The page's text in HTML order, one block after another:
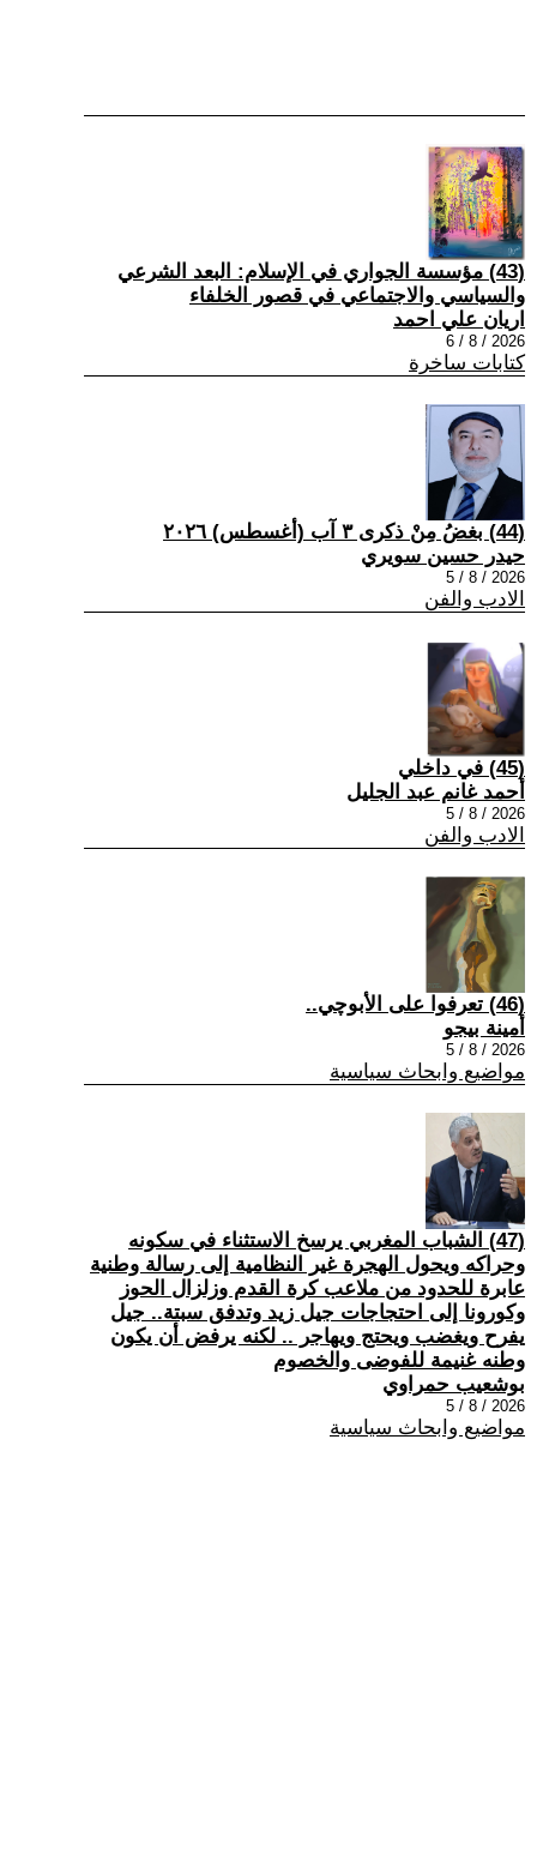
(43) مؤسسة الجواري في الإسلام: البعد الشرعي
والسياسي والاجتماعي في قصور الخلفاء
اريان علي احمد
2026 / 8 / 6
كتابات ساخرة
(44) بغضُ مِنْ ذكرى ٣ آب (أغسطس) ٢٠٢٦
حيدر حسين سويري
2026 / 8 / 5
الادب والفن
(45) في داخلي
أحمد غانم عبد الجليل
2026 / 8 / 5
الادب والفن
(46) تعرفوا على الأبوچي..
أمينة بيجو
2026 / 8 / 5
مواضيع وابحاث سياسية
(47) الشباب المغربي يرسخ الاستثناء في سكونه
وحراكه ويحول الهجرة غير النظامية إلى رسالة وطنية
عابرة للحدود من ملاعب كرة القدم وزلزال الحوز
وكورونا إلى احتجاجات جيل زيد وتدفق سبتة.. جيل
يفرح ويغضب ويحتج ويهاجر .. لكنه يرفض أن يكون
وطنه غنيمة للفوضى والخصوم
بوشعيب حمراوي
2026 / 8 / 5
مواضيع وابحاث سياسية